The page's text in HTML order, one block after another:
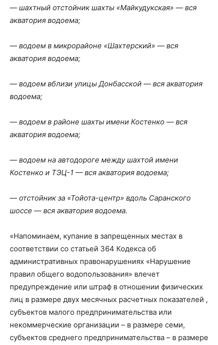
— шахтный отстойник шахты «Майкудукская» — вся
акватория водоема;
— водоем в микрорайоне «Шахтерский» — вся
акватория водоема;
— водоем вблизи улицы Донбасской — вся акватория
водоема;
— водоем в районе шахты имени Костенко — вся
акватория водоема;
— водоем на автодороге между шахтой имени
Костенко и ТЭЦ-1 — вся акватория водоема;
— отстойник за «Тойота-центр» вдоль Саранского
шоссе — вся акватория водоема.
«Напоминаем, купание в запрещенных местах в
соответствии со статьей 364 Кодекса об
административных правонарушениях «Нарушение
правил общего водопользования» влечет
предупреждение или штраф в отношении физических
лиц в размере двух месячных расчетных показателей ,
субъектов малого предпринимательства или
некоммерческие организации – в размере семи,
субъектов среднего предпринимательства – в размере